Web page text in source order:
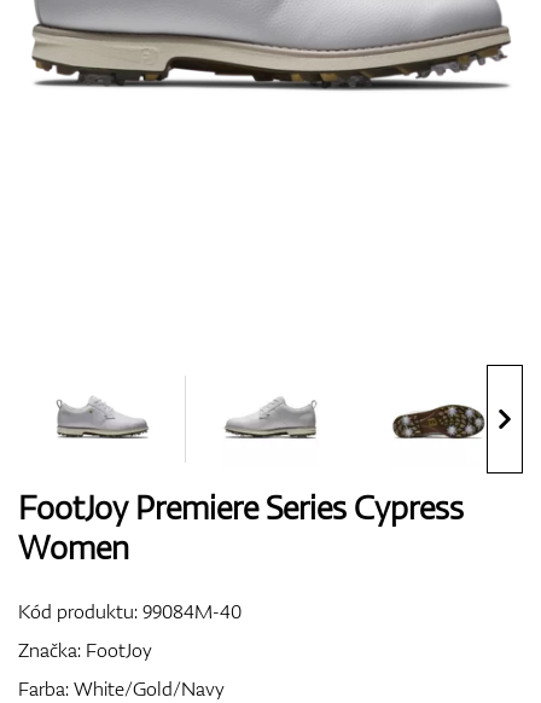
Topánky
Bagy
FootJoy Premiere Series Cypress
Women
Kód produktu:99084M-40
Značka: FootJoy
Farba: White/Gold/Navy